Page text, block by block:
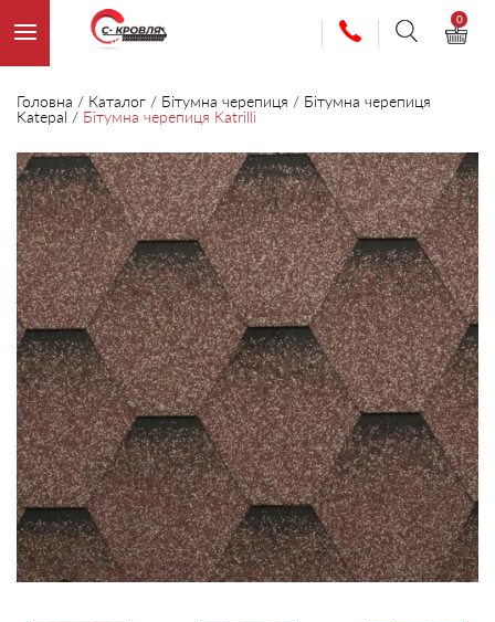
0
Головна / Каталог / Бітумна черепиця / Бітумна черепиця
Katepal / Бітумна черепиця Katrilli